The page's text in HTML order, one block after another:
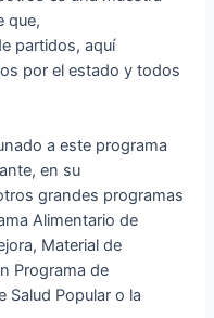
que,
partidos, aquí
por el estado y todos
a este programa
en su
grandes programas
Alimentario de
Material de
Programa de
Salud Popular o la